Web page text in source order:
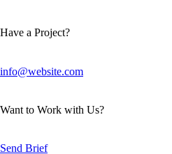
Have a Project?
info@website.com
Want to Work with Us?
Send Brief